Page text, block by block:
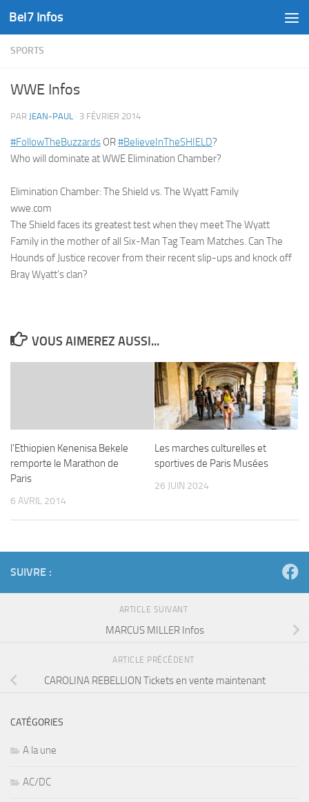
Skip to content
Bel7 Infos
SPORTS
WWE Infos
PAR JEAN-PAUL · 3 FÉVRIER 2014
‪#‎FollowTheBuzzards‬ OR‪#‎BelieveInTheSHIELD‬?
Who will dominate at WWE Elimination Chamber?
Elimination Chamber: The Shield vs. The Wyatt Family
wwe.com
The Shield faces its greatest test when they meet The Wyatt
Family in the mother of all Six-Man Tag Team Matches. Can The
Hounds of Justice recover from their recent slip-ups and knock off
Bray Wyatt’s clan?
VOUS AIMEREZ AUSSI...
l’Ethiopien Kenenisa Bekele
remporte le Marathon de
Paris
6 AVRIL 2014
Les marches culturelles et
sportives de Paris Musées
26 JUIN 2024
SUIVRE :
ARTICLE SUIVANT
MARCUS MILLER Infos
ARTICLE PRÉCÉDENT
CAROLINA REBELLION Tickets en vente maintenant
CATÉGORIES
A la une
AC/DC